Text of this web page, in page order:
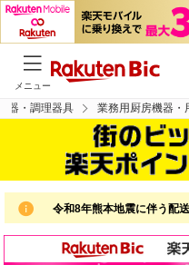
メニュー
器・調理器具 業務用厨房機器・
令和8年熊本地震に伴う配